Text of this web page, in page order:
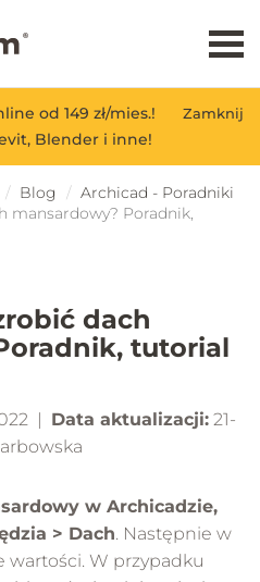
Zamknij
od 149 zł/mies.!
Blender i inne!
Blog
Archicad - Poradniki
mansardowy? Poradnik,
dach
tutorial
| Data aktualizacji: 21-
w Archicadzie,
> Dach. Następnie w
wartości. W przypadku